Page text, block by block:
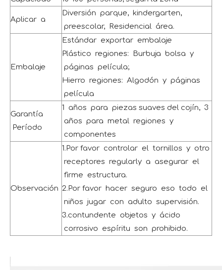
Aplicar a
Diversión parque, kindergarten,
preescolar, Residencial área.
Embalaje
Estándar exportar embalaje
Plástico regiones: Burbuja bolsa y
páginas película;
Hierro regiones: Algodón y páginas
película
Garantía
Período
1 años para piezas suaves del cojín, 3
años para metal regiones y
componentes
Observación
1.Por favor controlar el tornillos y otro
receptores regularly a asegurar el
firme estructura.
2.Por favor hacer seguro eso todo el
niños jugar con adulto supervisión.
3.contundente objetos y ácido
corrosivo espíritu son prohibido.